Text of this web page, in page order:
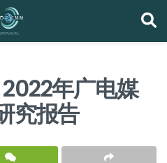
年广电媒
究报告